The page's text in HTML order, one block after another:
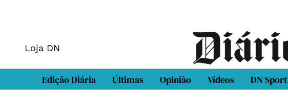
Loja DN
Edição Diária Últimas Opinião Vídeos DN Sport